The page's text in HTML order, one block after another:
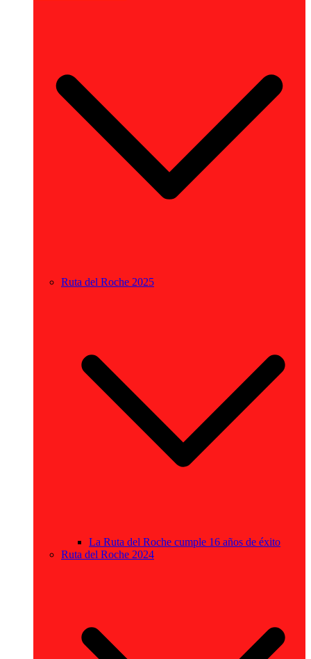
Ruta del Roche 2025
La Ruta del Roche cumple 16 años de éxito
Ruta del Roche 2024